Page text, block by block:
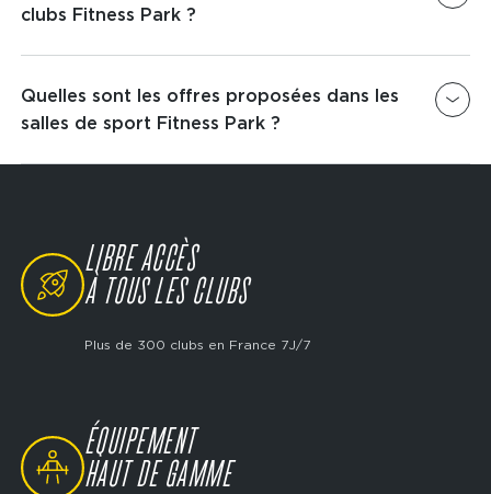
clubs Fitness Park ?
un espaceMusculation,Cardio&Cross-Training
afin que tu puisses venir t'entraîner dans les
Quelles sont les offres proposées dans les
salles de sport Fitness Park ?
avec l'offre classique, Access + et Ultimate et
l'offre Jeunes.Découvre-les !
SVG
LIBRE ACCÈS
À TOUS LES CLUBS
Plus de 300 clubs en France 7J/7
SVG
ÉQUIPEMENT
HAUT DE GAMME